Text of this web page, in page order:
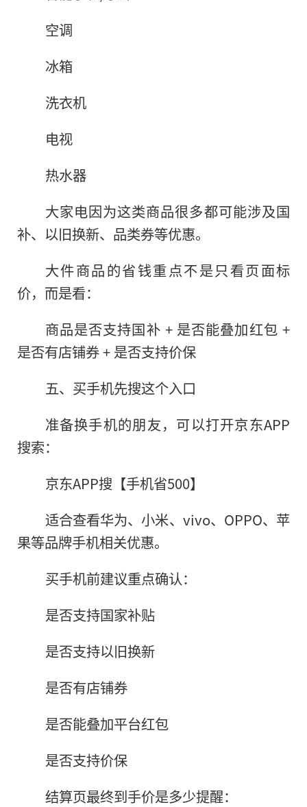
空调
冰箱
洗衣机
电视
热水器
大家电因为这类商品很多都可能涉及国
补、以旧换新、品类券等优惠。
大件商品的省钱重点不是只看页面标
价，而是看：
商品是否支持国补 + 是否能叠加红包 +
是否有店铺券 + 是否支持价保
五、买手机先搜这个入口
准备换手机的朋友，可以打开京东APP
搜索：
京东APP搜【手机省500】
适合查看华为、小米、vivo、OPPO、苹
果等品牌手机相关优惠。
买手机前建议重点确认：
是否支持国家补贴
是否支持以旧换新
是否有店铺券
是否能叠加平台红包
是否支持价保
结算页最终到手价是多少提醒：